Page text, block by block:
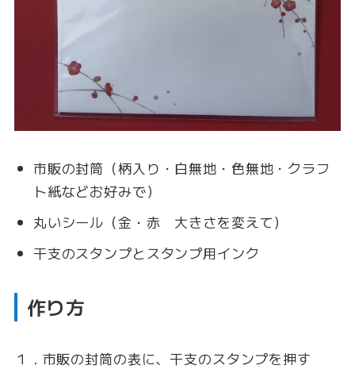
市販の封筒（柄入り・白無地・色無地・クラフ
ト紙などお好みで）
丸いシール（金・赤 大きさを変えて）
干支のスタンプとスタンプ用インク
作り方
１．市販の封筒の表に、干支のスタンプを押す